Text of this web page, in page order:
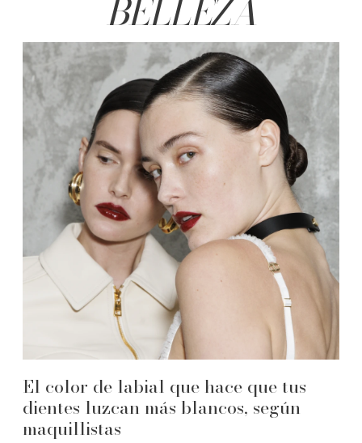
BELLEZA
El color de labial que hace que tus
dientes luzcan más blancos, según
maquillistas